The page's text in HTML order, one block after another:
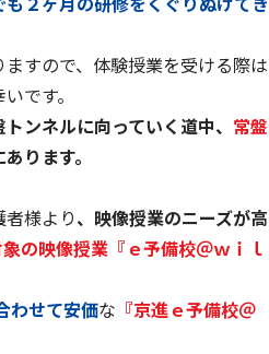
すので、体験授業を受ける際は
です。
ンネルに向っていく道中、 常盤
あります。
様より、映像授業のニーズが高
の映像授業『ｅ予備校＠ｗｉｌ
わせて安価な 『京進ｅ予備校＠